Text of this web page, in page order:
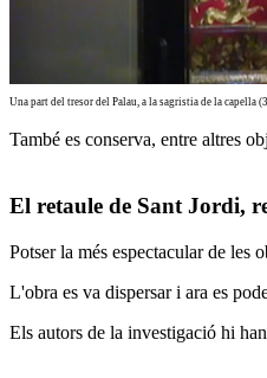
Una part del tresor del Palau, a la sagristia de la capella
També es conserva, entre altres
El retaule de Sant Jordi,
Potser la més espectacular de les
L'obra es va dispersar i ara es
Els autors de la investigació hi